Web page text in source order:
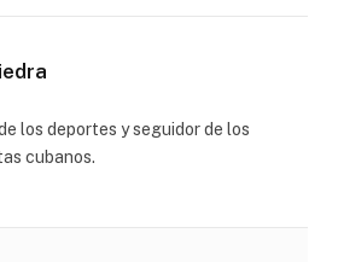
los deportes y seguidor de los
cubanos.